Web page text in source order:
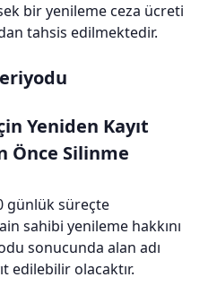
bir yenileme ceza ücreti
tahsis edilmektedir.
Yeniden Kayıt
Önce Silinme
günlük süreçte
sahibi yenileme hakkını
sonucunda alan adı
edilebilir olacaktır.